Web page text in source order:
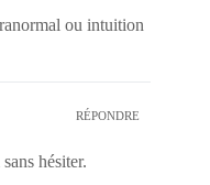
ou intuition
RÉPONDRE
hésiter.